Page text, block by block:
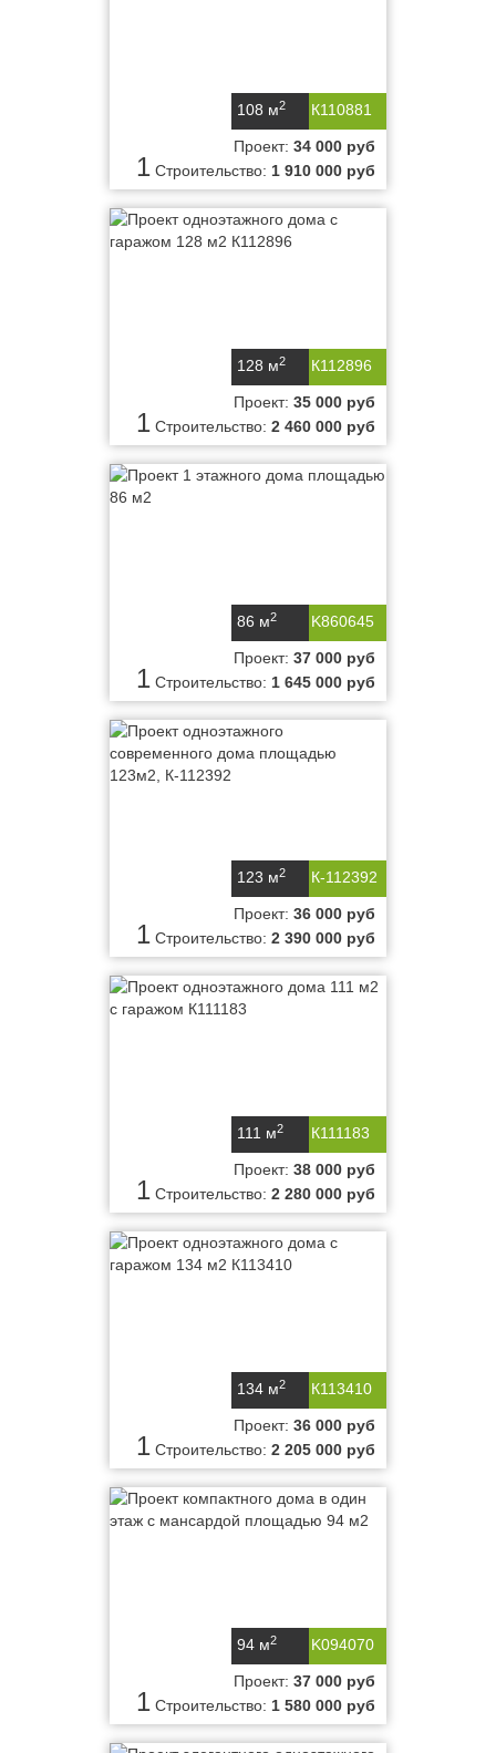
К110881
108 м2
1
Проект: 34 000 руб
Строительство: 1 910 000 руб
К112896
128 м2
1
Проект: 35 000 руб
Строительство: 2 460 000 руб
K860645
86 м2
1
Проект: 37 000 руб
Строительство: 1 645 000 руб
К-112392
123 м2
1
Проект: 36 000 руб
Строительство: 2 390 000 руб
К111183
111 м2
1
Проект: 38 000 руб
Строительство: 2 280 000 руб
К113410
134 м2
1
Проект: 36 000 руб
Строительство: 2 205 000 руб
K094070
94 м2
1
Проект: 37 000 руб
Строительство: 1 580 000 руб